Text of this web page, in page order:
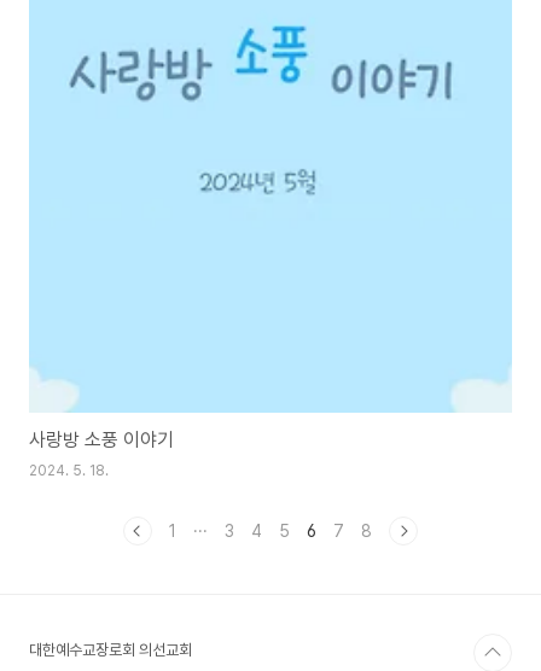
사랑방 소풍 이야기
2024. 5. 18.
1 ··· 3 4 5 6 7 8
대한예수교장로회 의선교회